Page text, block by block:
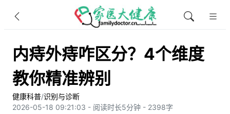
内痔外痔咋区分？4个维度
教你精准辨别
健康科普/识别与诊断
2026-05-18 09:21:03 - 阅读时长5分钟 - 2398字